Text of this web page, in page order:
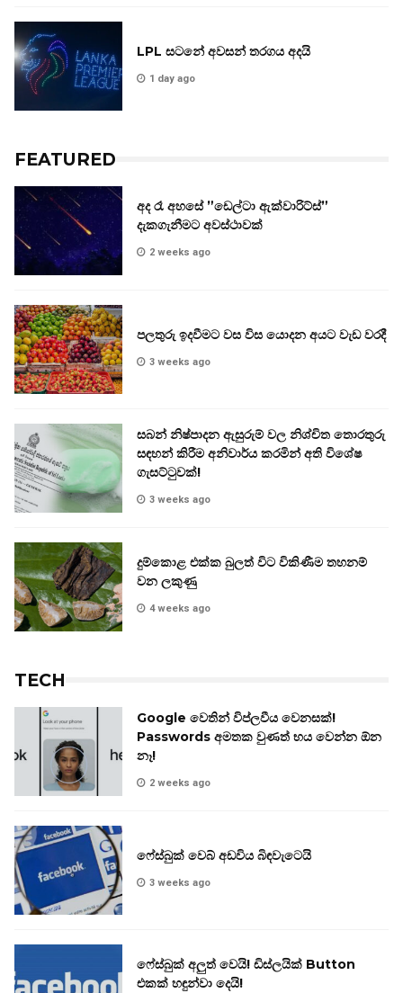
LPL සටනේ අවසන් තරගය අදයි
1 day ago
FEATURED
අද රෑ අහසේ ”ඩෙල්ටා ඇක්වාරිට්ස්”
දැකගැනීමට අවස්ථාවක්
2 weeks ago
පලතුරු ඉදවීමට වස විස යොදන අයට වැඩ වරදී
3 weeks ago
සබන් නිෂ්පාදන ඇසුරුම් වල නිශ්චිත තොරතුරු
සඳහන් කිරීම අනිවාර්ය කරමින් අති විශේෂ
ගැසට්ටුවක්!
3 weeks ago
දුම්කොළ එක්ක බුලත් විට විකිණීම තහනම්
වන ලකුණු
4 weeks ago
TECH
Google වෙතින් විප්ලවීය වෙනසක්!
Passwords අමතක වුණත් භය වෙන්න ඕන
නෑ!
2 weeks ago
ෆේස්බුක් වෙබ් අඩවිය බිඳවැටෙයි
3 weeks ago
ෆේස්බුක් අලුත් වෙයි! ඩිස්ලයික් Button
එකක් හඳුන්වා දෙයි!